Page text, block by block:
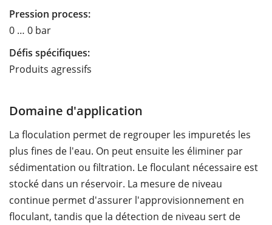
Pression process:
0 … 0 bar
Défis spécifiques:
Produits agressifs
Domaine d'application
La floculation permet de regrouper les impuretés les
plus fines de l'eau. On peut ensuite les éliminer par
sédimentation ou filtration. Le floculant nécessaire est
stocké dans un réservoir. La mesure de niveau
continue permet d'assurer l'approvisionnement en
floculant, tandis que la détection de niveau sert de